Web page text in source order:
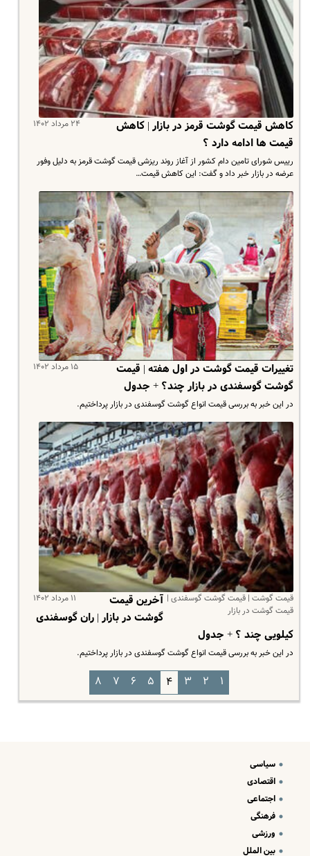
۲۴ مرداد ۱۴۰۲
کاهش قیمت گوشت قرمز در بازار | کاهش
قیمت ها ادامه دارد ؟
رییس شورای تامین دام کشور از آغاز روند ریزشی قیمت‌ گوشت قرمز به دلیل وفور
عرضه در بازار خبر داد و گفت: این کاهش قیمت…
۱۵ مرداد ۱۴۰۲
تغییرات قیمت گوشت در اول هفته | قیمت
گوشت گوسفندی در بازار چند؟ + جدول
در این خبر به بررسی قیمت انواع گوشت گوسفندی در بازار پرداختیم.
قیمت گوشت | قیمت گوشت گوسفندی |
قیمت گوشت در بازار
۱۱ مرداد ۱۴۰۲
آخرین قیمت
گوشت در بازار | ران گوسفندی
کیلویی چند ؟ + جدول
در این خبر به بررسی قیمت انواع گوشت گوسفندی در بازار پرداختیم.
۱ ۲ ۳ ۴ ۵ ۶ ۷ ۸
سیاسی
اقتصادی
اجتماعی
فرهنگی
ورزشی
بین الملل